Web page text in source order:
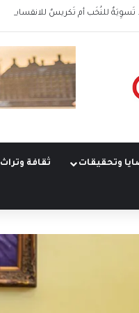
تَسوِيَةٌ للنُخَب أم تَكريسٌ للانقسام؟
وتحقيقات ثقافة وتراث